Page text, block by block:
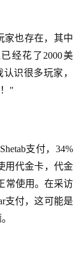
家也存在，其中
经花了2000美
识很多玩家，
"
支付， 34%
用代金卡，代金
常使用。在采访
支付，这可能是